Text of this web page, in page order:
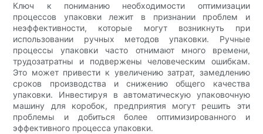
Ключ к пониманию необходимости оптимизации
процессов упаковки лежит в признании проблем и
неэффективности, которые могут возникнуть при
использовании ручных методов упаковки. Ручные
процессы упаковки часто отнимают много времени,
трудозатратны и подвержены человеческим ошибкам.
Это может привести к увеличению затрат, замедлению
сроков производства и снижению общего качества
упаковки. Инвестируя в автоматическую упаковочную
машину для коробок, предприятия могут решить эти
проблемы и добиться более оптимизированного и
эффективного процесса упаковки.